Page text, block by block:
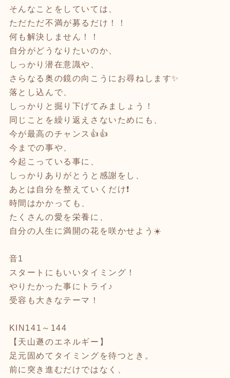
そんなことをしていては、
ただただ不満が募るだけ！！
何も解決しません！！
自分がどうなりたいのか、
しっかり潜在意識や、
さらなる奥の鏡の向こうにお尋ねします✨
落とし込んで、
しっかりと掘り下げてみましょう！
同じことを繰り返えさないためにも、
今が最高のチャンス👍👍
今までの事や、
今起こっている事に、
しっかりありがとうと感謝をし、
あとは自分を整えていくだけ❗️
時間はかかっても、
たくさんの愛を栄養に、
自分の人生に満開の花を咲かせよう☀️
音1
スタートにもいいタイミング！
やりたかった事にトライ♪
受容も大きなテーマ！
KIN141～144
【天山遯のエネルギー】
足元固めてタイミングを待つとき。
前に突き進むだけではなく、